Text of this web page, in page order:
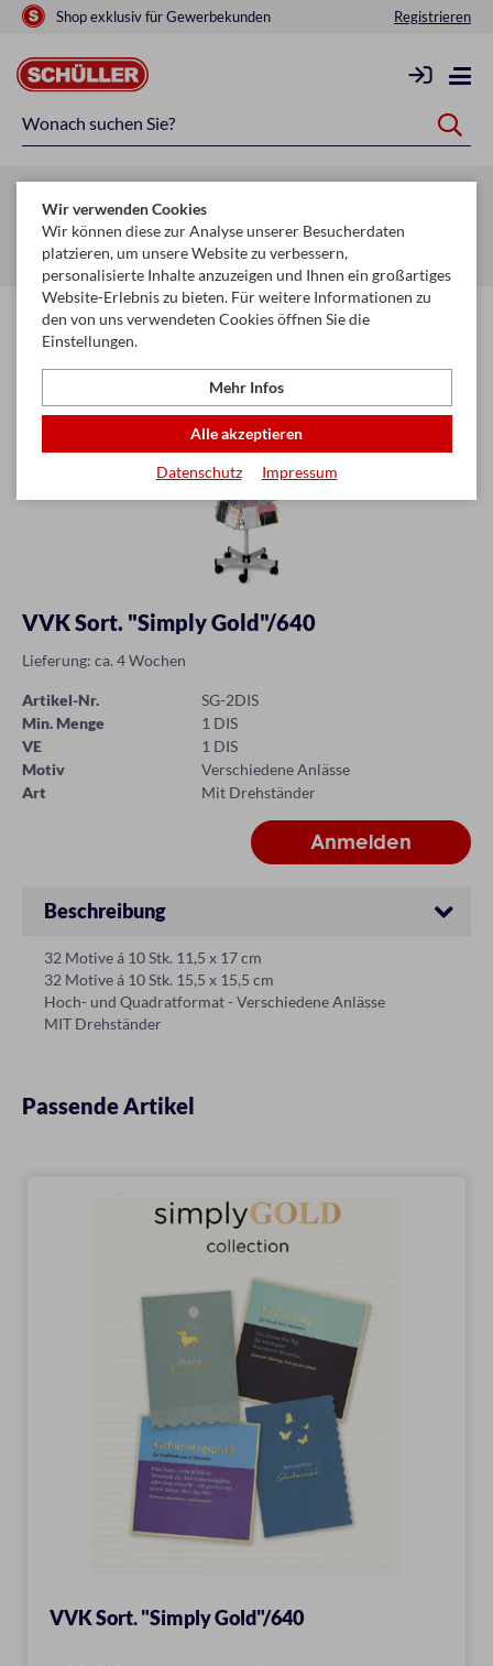
Shop exklusiv für Gewerbekunden Registrieren
Startseite
Glückwunschkarten & Papeterie
Karten, Sortimente & Boxen
Ganze Ständerkonzepte
VVK Sort. "Simply Gold"/640
Lieferung: ca. 4 Wochen
Artikel-Nr.
SG-2DIS
Min. Menge
1 DIS
VE
1 DIS
Motiv
Verschiedene Anlässe
Art
Mit Drehständer
Beschreibung
32 Motive á 10 Stk. 11,5 x 17 cm
32 Motive á 10 Stk. 15,5 x 15,5 cm
Hoch- und Quadratformat - Verschiedene Anlässe
MIT Drehständer
Passende Artikel
VVK Sort. "Simply Gold"/640
Wir verwenden Cookies
Wir können diese zur Analyse unserer Besucherdaten
platzieren, um unsere Website zu verbessern,
personalisierte Inhalte anzuzeigen und Ihnen ein großartiges
Website-Erlebnis zu bieten. Für weitere Informationen zu
den von uns verwendeten Cookies öffnen Sie die
Einstellungen.
Mehr Infos
Alle akzeptieren
Datenschutz Impressum